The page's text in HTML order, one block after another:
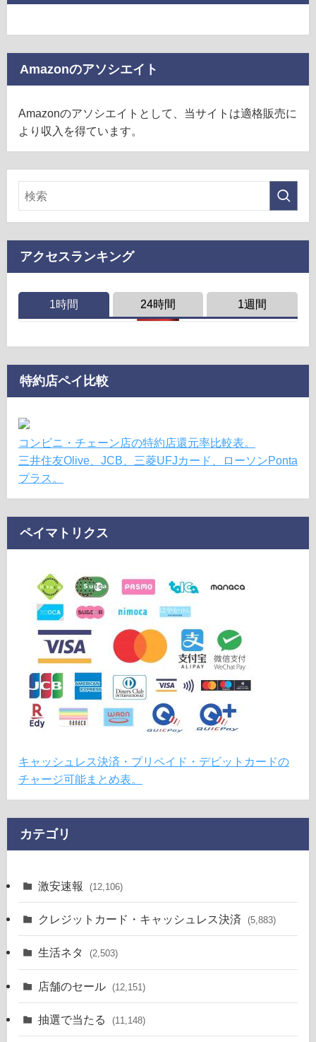
Amazonのアソシエイト
Amazonのアソシエイトとして、当サイトは適格販売に
より収入を得ています。
アクセスランキング
1時間 24時間 1週間
特約店ペイ比較
コンビニ・チェーン店の特約店還元率比較表。
三井住友Olive、JCB、三菱UFJカード、ローソンPonta
プラス。
ペイマトリクス
キャッシュレス決済・プリペイド・デビットカードの
チャージ可能まとめ表。
カテゴリ
激安速報 (12,106)
クレジットカード・キャッシュレス決済 (5,883)
生活ネタ (2,503)
店舗のセール (12,151)
抽選で当たる (11,148)